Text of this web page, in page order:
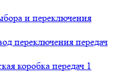
и переключения
переключения передач
коробка передач 1